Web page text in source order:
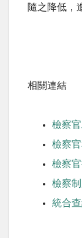
隨之降低，
相關連結
檢察
檢察
檢察
檢察
統合